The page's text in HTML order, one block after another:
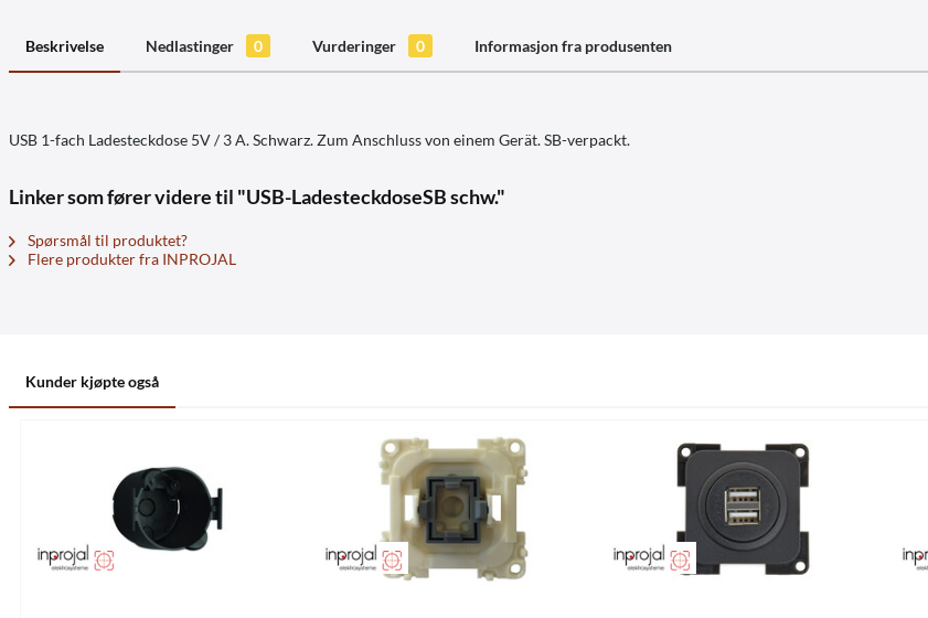
Beskrivelse Nedlastinger 0 Vurderinger 0 Informasjon fra produsenten
USB 1-fach Ladesteckdose 5V / 3 A. Schwarz. Zum Anschluss von einem Gerät. SB-verpackt.
Linker som fører videre til "USB-LadesteckdoseSB schw."
Spørsmål til produktet?
Flere produkter fra INPROJAL
Kunder kjøpte også